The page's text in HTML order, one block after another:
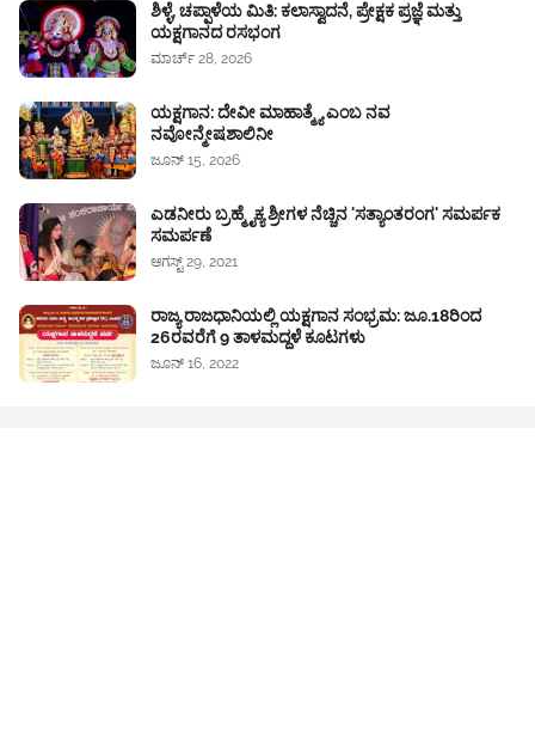
ಶಿಳ್ಳೆ, ಚಪ್ಪಾಳೆಯ ಮಿತಿ: ಕಲಾಸ್ವಾದನೆ, ಪ್ರೇಕ್ಷಕ ಪ್ರಜ್ಞೆ ಮತ್ತು
ಯಕ್ಷಗಾನದ ರಸಭಂಗ
ಮಾರ್ಚ್ 28, 2026
ಯಕ್ಷಗಾನ: ದೇವೀ ಮಾಹಾತ್ಮ್ಯೆ ಎಂಬ ನವ
ನವೋನ್ಮೇಷಶಾಲಿನೀ
ಜೂನ್ 15, 2026
ಎಡನೀರು ಬ್ರಹ್ಮೈಕ್ಯ ಶ್ರೀಗಳ ನೆಚ್ಚಿನ 'ಸತ್ಯಾಂತರಂಗ' ಸಮರ್ಪಕ
ಸಮರ್ಪಣೆ
ಆಗಸ್ಟ್ 29, 2021
ರಾಜ್ಯ ರಾಜಧಾನಿಯಲ್ಲಿ ಯಕ್ಷಗಾನ ಸಂಭ್ರಮ: ಜೂ.18ರಿಂದ
26ರವರೆಗೆ 9 ತಾಳಮದ್ದಳೆ ಕೂಟಗಳು
ಜೂನ್ 16, 2022